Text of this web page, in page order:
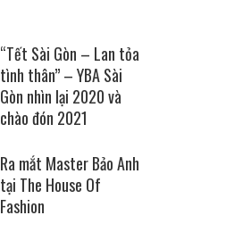
“Tết Sài Gòn – Lan tỏa
tình thân” – YBA Sài
Gòn nhìn lại 2020 và
chào đón 2021
Ra mắt Master Bảo Anh
tại The House Of
Fashion